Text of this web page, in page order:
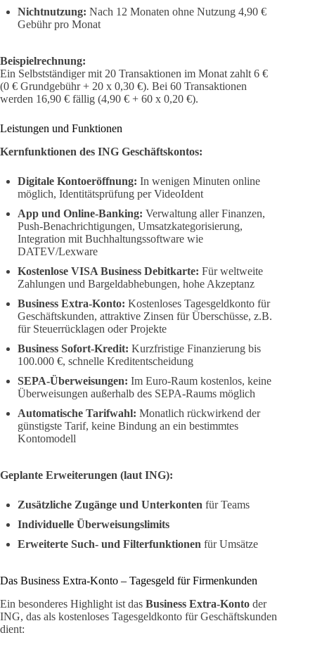
Nichtnutzung: Nach 12 Monaten ohne Nutzung 4,90 €
Gebühr pro Monat
Beispielrechnung:
Ein Selbstständiger mit 20 Transaktionen im Monat zahlt 6 €
(0 € Grundgebühr + 20 x 0,30 €). Bei 60 Transaktionen
werden 16,90 € fällig (4,90 € + 60 x 0,20 €).
Leistungen und Funktionen
Kernfunktionen des ING Geschäftskontos:
Digitale Kontoeröffnung: In wenigen Minuten online
möglich, Identitätsprüfung per VideoIdent
App und Online-Banking: Verwaltung aller Finanzen,
Push-Benachrichtigungen, Umsatzkategorisierung,
Integration mit Buchhaltungssoftware wie
DATEV/Lexware
Kostenlose VISA Business Debitkarte: Für weltweite
Zahlungen und Bargeldabhebungen, hohe Akzeptanz
Business Extra-Konto: Kostenloses Tagesgeldkonto für
Geschäftskunden, attraktive Zinsen für Überschüsse, z.B.
für Steuerrücklagen oder Projekte
Business Sofort-Kredit: Kurzfristige Finanzierung bis
100.000 €, schnelle Kreditentscheidung
SEPA-Überweisungen: Im Euro-Raum kostenlos, keine
Überweisungen außerhalb des SEPA-Raums möglich
Automatische Tarifwahl: Monatlich rückwirkend der
günstigste Tarif, keine Bindung an ein bestimmtes
Kontomodell
Geplante Erweiterungen (laut ING):
Zusätzliche Zugänge und Unterkonten für Teams
Individuelle Überweisungslimits
Erweiterte Such- und Filterfunktionen für Umsätze
Das Business Extra-Konto – Tagesgeld für Firmenkunden
Ein besonderes Highlight ist das Business Extra-Konto der
ING, das als kostenloses Tagesgeldkonto für Geschäftskunden
dient: